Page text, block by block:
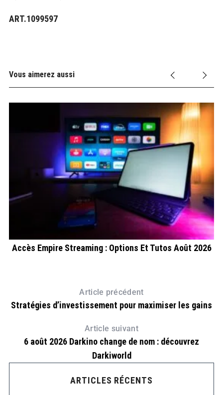
ART.1099597
Vous aimerez aussi
Accès Empire Streaming : Options Et Tutos Août 2026
Article précédent
Stratégies d’investissement pour maximiser les gains
Article suivant
6 août 2026 Darkino change de nom : découvrez
Darkiworld
ARTICLES RÉCENTS